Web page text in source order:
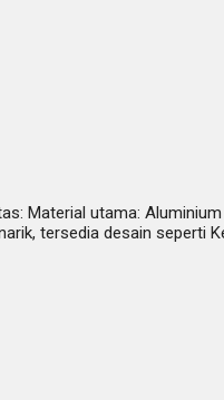
Material utama:
tersedia desain seperti